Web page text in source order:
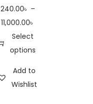
240.00৳ –
11,000.00৳
Select
options
Add to
Wishlist